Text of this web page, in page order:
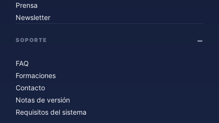
Prensa
Newsletter
SOPORTE
FAQ
Formaciones
Contacto
Notas de versión
Requisitos del sistema